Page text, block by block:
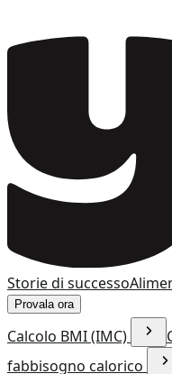
Storie di successo
Provala ora
Calcolo BMI (IMC)
fabbisogno calorico